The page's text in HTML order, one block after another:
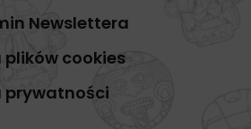
Newslettera
plików cookies
prywatności